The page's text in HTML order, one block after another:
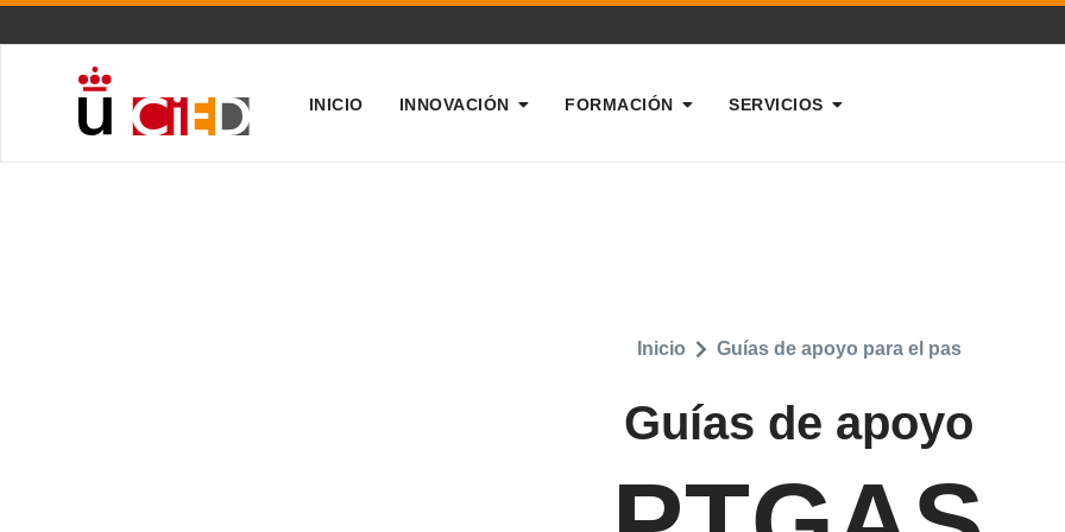
INICIO INNOVACIÓN FORMACIÓN SERVICIOS
Guías de apoyo
Inicio Guías de apoyo para el pas